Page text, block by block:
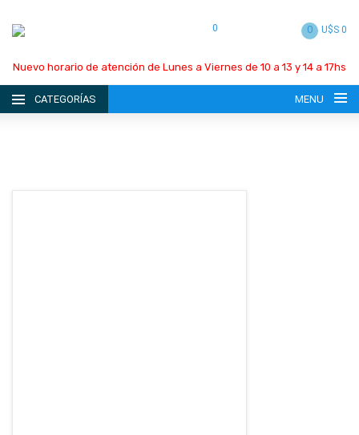
0 0 U$S 0
Nuevo horario de atención de Lunes a Viernes de 10 a 13 y 14 a 17hs
CATEGORÍAS MENU